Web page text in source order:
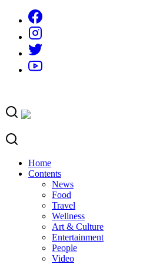
content
Home
Contents
News
Food
Travel
Wellness
Art & Culture
Entertainment
People
Video